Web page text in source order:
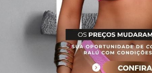
PIJAMA FEMININO
PIJAMA INFANTIL
PIJAMA MASCULINO
RASTEIRAS E PAPETES
ROUPÃO
SAÍDAS DE PRAIA
SANDÁLIAS